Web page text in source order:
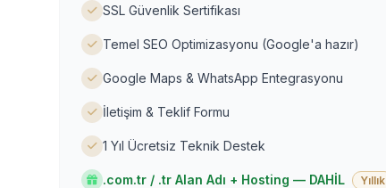
SSL Güvenlik Sertifikası
Temel SEO Optimizasyonu (Google'a hazır)
Google Maps & WhatsApp Entegrasyonu
İletişim & Teklif Formu
1 Yıl Ücretsiz Teknik Destek
.com.tr / .tr Alan Adı + Hosting — DAHİL Yıllık